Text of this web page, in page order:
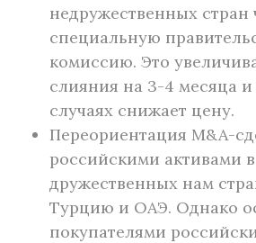
недружественных стран
специальную
комиссию. Это
слияния на 3-4 месяца
случаях снижает цену.
Переориентация M&A-
российскими активами
дружественных нам
Турцию и ОАЭ. Однако
покупателями